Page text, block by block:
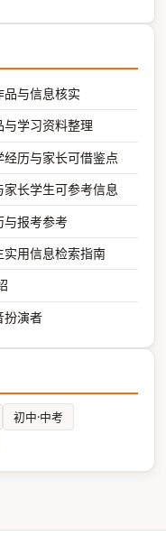
与信息核实
学习资料整理
历与家长可借鉴点
长学生可参考信息
与报考参考
用信息检索指南
扮演者
初中·中考